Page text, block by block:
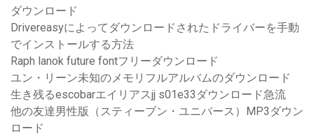
ダウンロード
Drivereasyによってダウンロードされたドライバーを手動
でインストールする方法
Raph lanok future fontフリーダウンロード
ユン・リーン未知のメモリフルアルバムのダウンロード
生き残るescobarエイリアスjj s01e33ダウンロード急流
他の友達男性版（スティーブン・ユニバース）MP3ダウン
ロード